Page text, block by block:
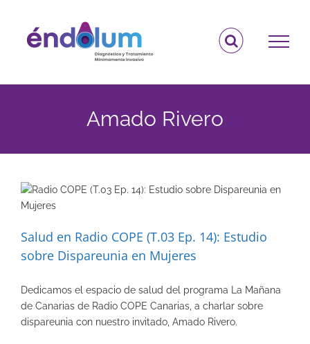
contenido
Amado Rivero
Salud en Radio COPE (T.03 Ep. 14): Estudio
sobre Dispareunia en Mujeres
Dedicamos el espacio de salud del programa La Mañana
de Canarias de Radio COPE Canarias, a charlar sobre
dispareunia con nuestro invitado, Amado Rivero.